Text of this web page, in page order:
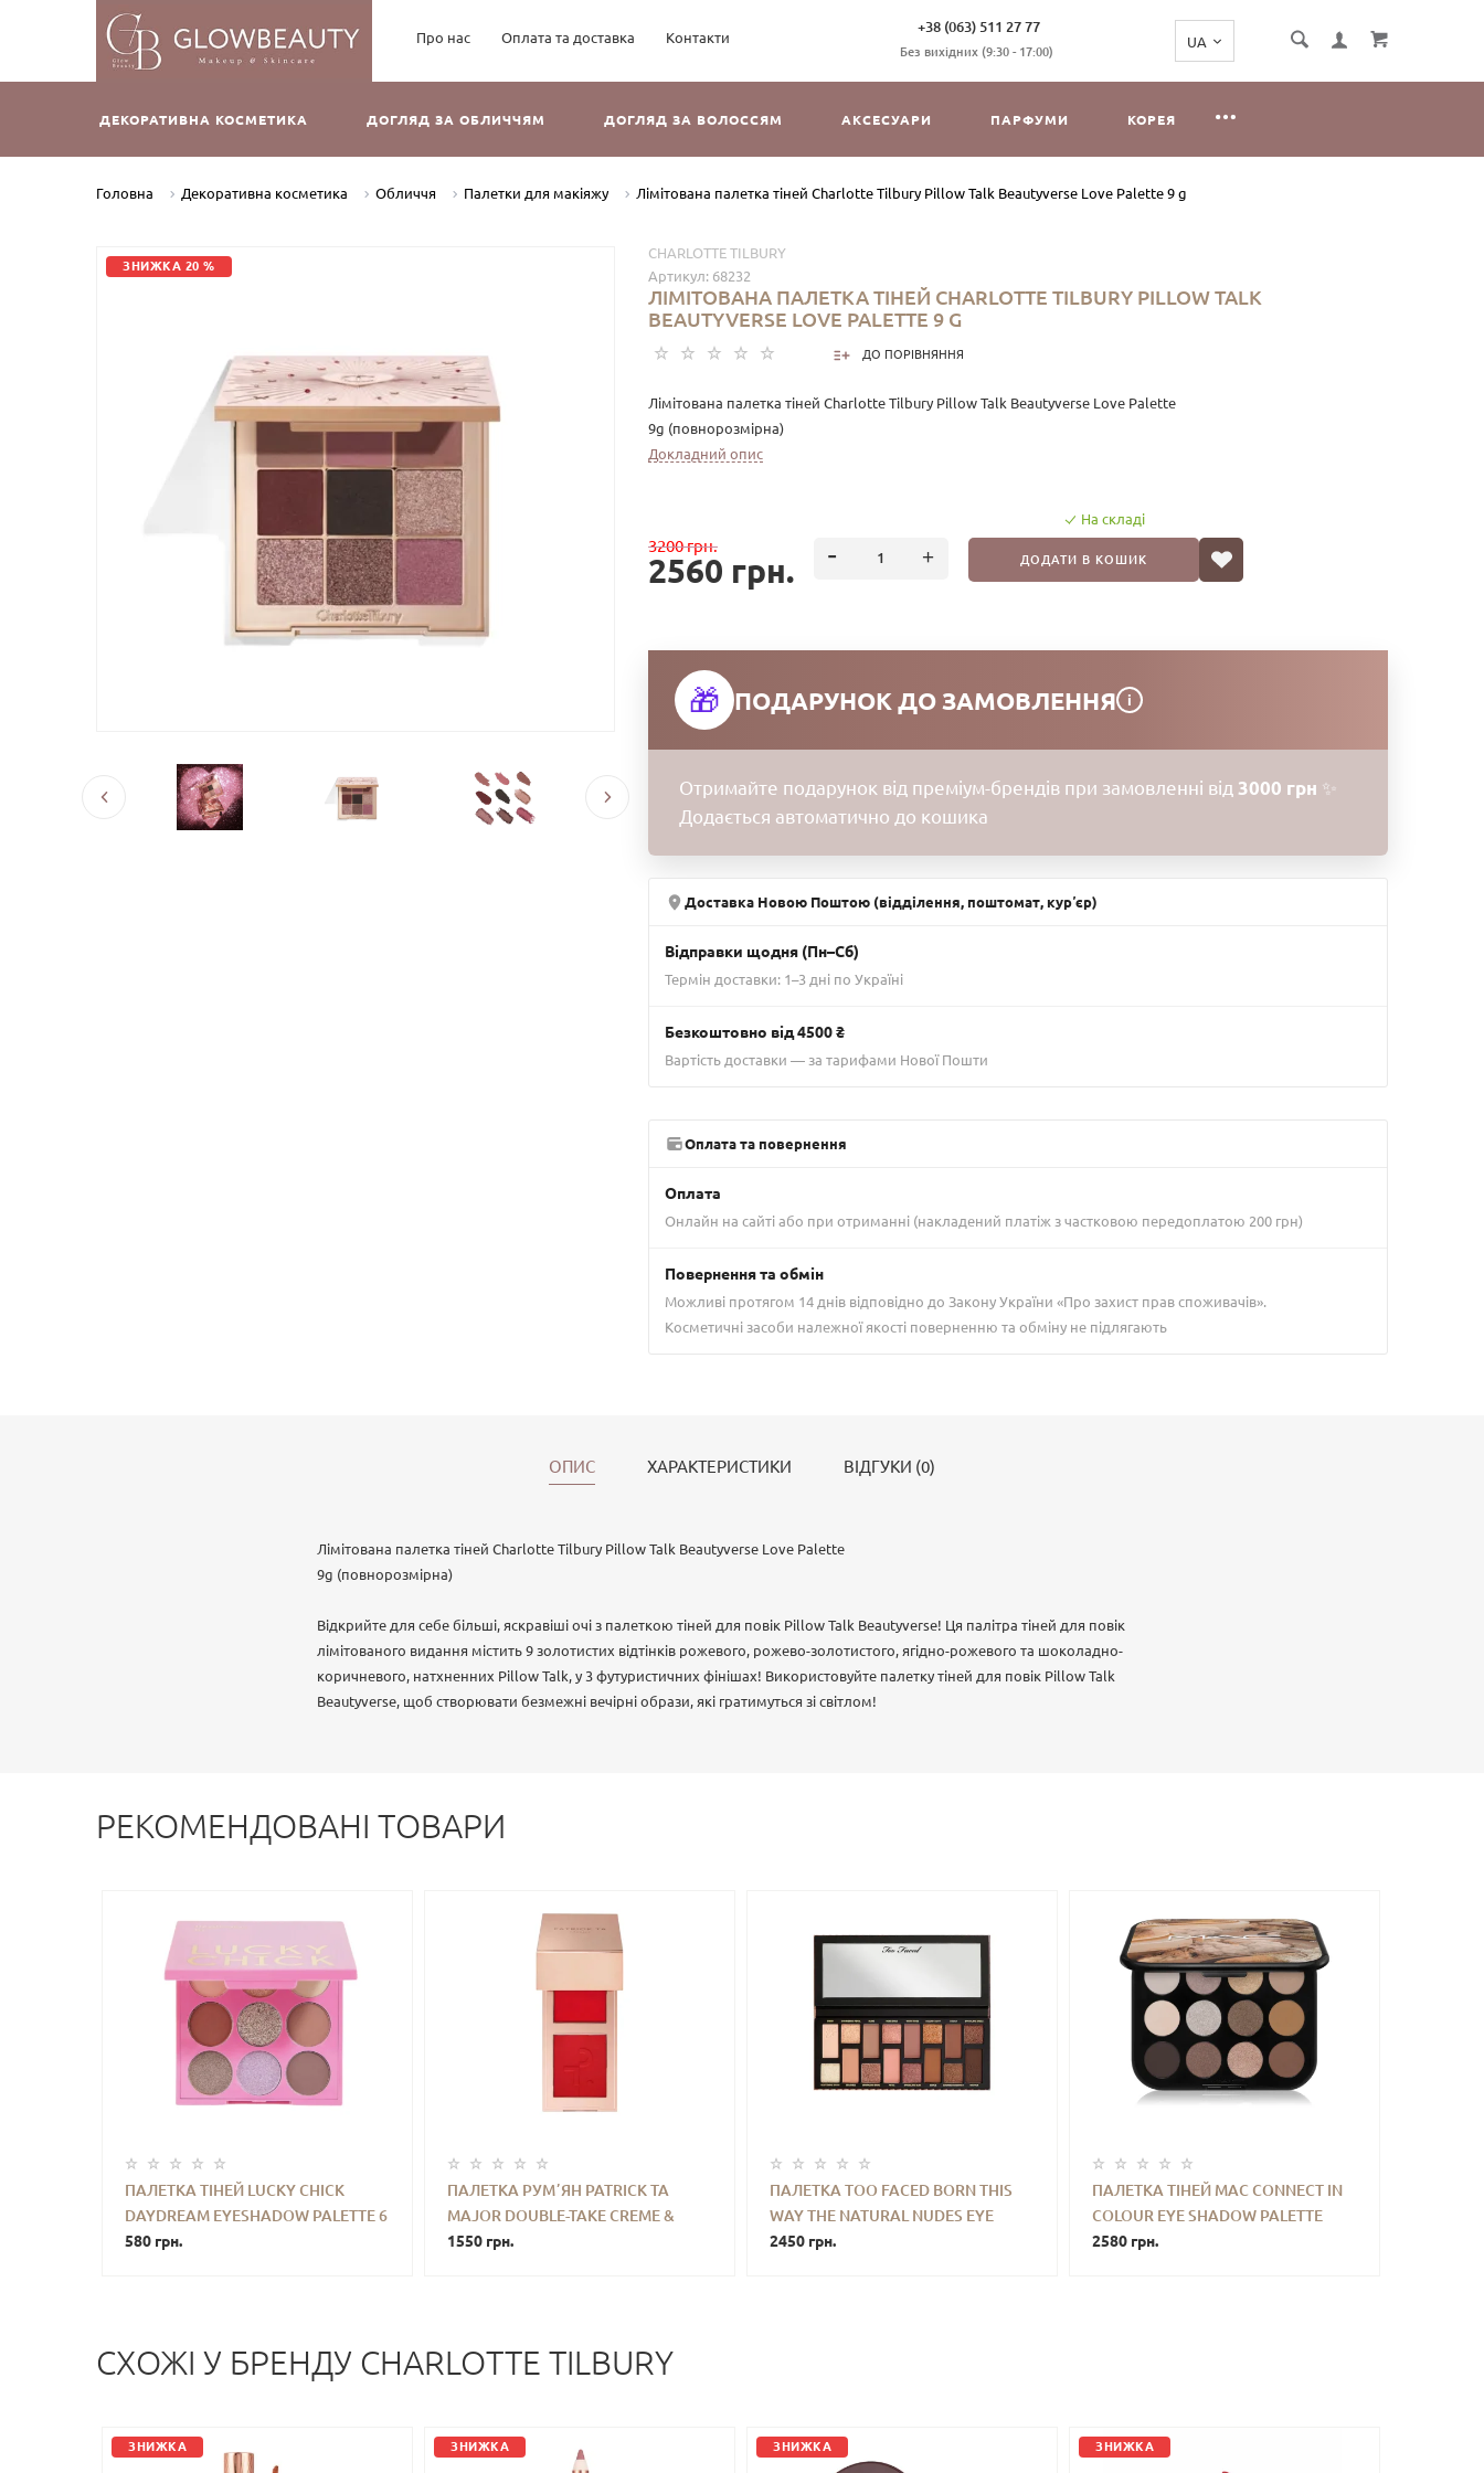
+38 (063) 511 27 77
Без вихідних (9:30 - 17:00)
Про нас Оплата та доставка Контакти
ДЕКОРАТИВНА КОСМЕТИКА ДОГЛЯД ЗА ОБЛИЧЧЯМ ДОГЛЯД ЗА ВОЛОССЯМ АКСЕСУАРИ ПАРФУМИ КОРЕЯ
Головна Декоративна косметика Обличчя Палетки для макіяжу Лімітована палетка тіней Charlotte Tilbury Pillow Talk Beautyverse Love Palette 9 g
ЗНИЖКА 20 %
CHARLOTTE TILBURY
Артикул: 68232
ЛІМІТОВАНА ПАЛЕТКА ТІНЕЙ CHARLOTTE TILBURY PILLOW TALK
BEAUTYVERSE LOVE PALETTE 9 G
ДО ПОРІВНЯННЯ
Лімітована палетка тіней Charlotte Tilbury Pillow Talk Beautyverse Love Palette
9g (повнорозмірна)
Докладний опис
3200 грн.
2560 грн.
На складі
ДОДАТИ В КОШИК
🎁 ПОДАРУНОК ДО ЗАМОВЛЕННЯ i
Отримайте подарунок від преміум-брендів при замовленні від 3000 грн ✨
Додається автоматично до кошика
Доставка Новою Поштою (відділення, поштомат, курʼєр)
Відправки щодня (Пн–Сб)
Термін доставки: 1–3 дні по Україні
Безкоштовно від 4500 ₴
Вартість доставки — за тарифами Нової Пошти
Оплата та повернення
Оплата
Онлайн на сайті або при отриманні (накладений платіж з частковою передоплатою 200 грн)
Повернення та обмін
Можливі протягом 14 днів відповідно до Закону України «Про захист прав споживачів».
Косметичні засоби належної якості поверненню та обміну не підлягають
ОПИС ХАРАКТЕРИСТИКИ ВІДГУКИ (0)
Лімітована палетка тіней Charlotte Tilbury Pillow Talk Beautyverse Love Palette
9g (повнорозмірна)
Відкрийте для себе більші, яскравіші очі з палеткою тіней для повік Pillow Talk Beautyverse! Ця палітра тіней для повік
лімітованого видання містить 9 золотистих відтінків рожевого, рожево-золотистого, ягідно-рожевого та шоколадно-
коричневого, натхненних Pillow Talk, у 3 футуристичних фінішах! Використовуйте палетку тіней для повік Pillow Talk
Beautyverse, щоб створювати безмежні вечірні образи, які гратимуться зі світлом!
РЕКОМЕНДОВАНІ ТОВАРИ
ПАЛЕТКА ТІНЕЙ LUCKY CHICK
DAYDREAM EYESHADOW PALETTE 6
G
580 грн.
ПАЛЕТКА РУМʼЯН PATRICK TA
MAJOR DOUBLE-TAKE CREME &
POWDER BLUSH DUO (SHE LEFT ME
1550 грн.
ПАЛЕТКА TOO FACED BORN THIS
WAY THE NATURAL NUDES EYE
SHADOW PALETTE
2450 грн.
ПАЛЕТКА ТІНЕЙ MAC CONNECT IN
COLOUR EYE SHADOW PALETTE
(UNFILTERED NUDES) 12.2 G
2580 грн.
СХОЖI У БРЕНДУ CHARLOTTE TILBURY
ЗНИЖКА ЗНИЖКА ЗНИЖКА ЗНИЖКА